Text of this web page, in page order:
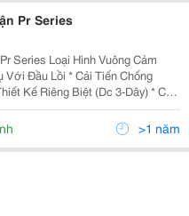
Pr Series
Series Loại Hình Vuông Cảm
* Cải Tiến Chống
Kế Riêng Biệt (Dc 3-Dây) * Có
Cực Nguồn (Dc 3-Dây) * Có
* Có Mạch Bảo Vệ Quá Dòng>1 năm